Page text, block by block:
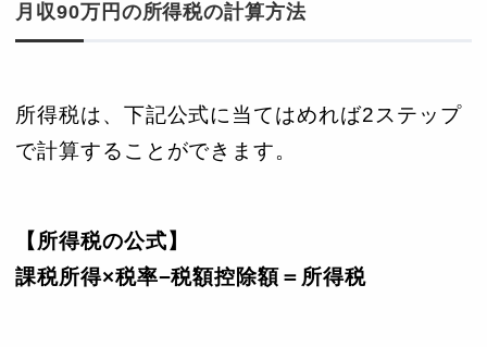
月収90万円の所得税の計算方法
所得税は、下記公式に当てはめれば2ステップ
で計算することができます。
【所得税の公式】
課税所得×税率−税額控除額＝所得税